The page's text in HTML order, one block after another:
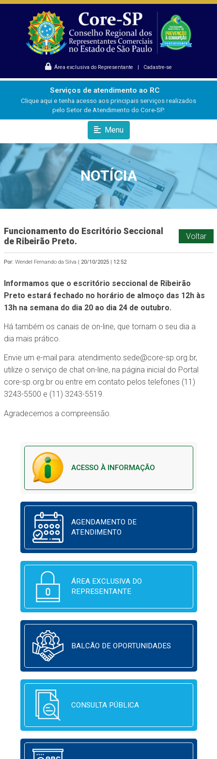
Área exclusiva do Representante | Cadastre-se
Serviços de atendimento ao RC
Clique aqui e tenha acesso aos principais serviços realizados
pelo Setor de Atendimento do Core-SP.
Menu
NOTÍCIA
Funcionamento do Escritório Seccional
de Ribeirão Preto.
Voltar
Por: Wendel Fernando da Silva | 20/10/2025| 12:52
Informamos que o escritório seccional de Ribeirão
Preto estará fechado no horário de almoço das 12h às
13h na semana do dia 20 ao dia 24 de outubro.
Há também os canais de on-line, que tornam o seu dia a
dia mais prático.
Envie um e-mail para: atendimento.sede@core-sp.org.br,
utilize o serviço de chat on-line, na página inicial do Portal
core-sp.org.br ou entre em contato pelos telefones (11)
3243-5500 e (11) 3243-5519.
Agradecemos a compreensão.
ACESSO À INFORMAÇÃO
AGENDAMENTO DE
ATENDIMENTO
ÁREA EXCLUSIVA DO
REPRESENTANTE
BALCÃO DE OPORTUNIDADES
CONSULTA PÚBLICA